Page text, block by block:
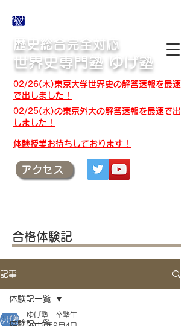
歴史総合完全対応
世界史専門塾 ゆげ塾
02/25(水)の東京外大の解答速報を最速で出
しました！
​体験授業お待ちしております！
アクセス
02/26(木)東京大学世界史の解答速報を最速
で出しました！
合格体験記
記事
体験記一覧
体験記一覧
ゆげ塾 卒塾生